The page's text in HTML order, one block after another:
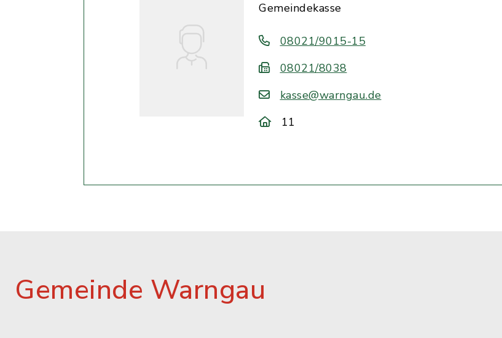
Gemeindekasse
08021/9015-15
08021/8038
kasse@warngau.de
11
Gemeinde Warngau